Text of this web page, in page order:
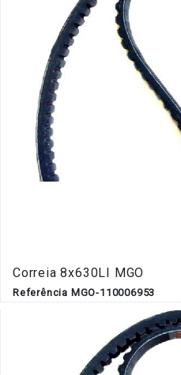
Correia 8x630LI MGO
Referência MGO-110006953